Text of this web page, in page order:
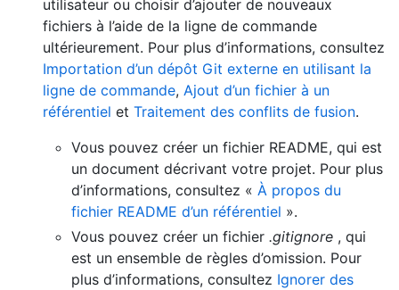
utilisateur ou choisir d’ajouter de nouveaux
fichiers à l’aide de la ligne de commande
ultérieurement. Pour plus d’informations, consultez
Importation d’un dépôt Git externe en utilisant la
ligne de commande, Ajout d’un fichier à un
référentiel et Traitement des conflits de fusion.
Vous pouvez créer un fichier README, qui est
un document décrivant votre projet. Pour plus
d’informations, consultez « À propos du
fichier README d’un référentiel ».
Vous pouvez créer un fichier .gitignore , qui
est un ensemble de règles d’omission. Pour
plus d’informations, consultez Ignorer des